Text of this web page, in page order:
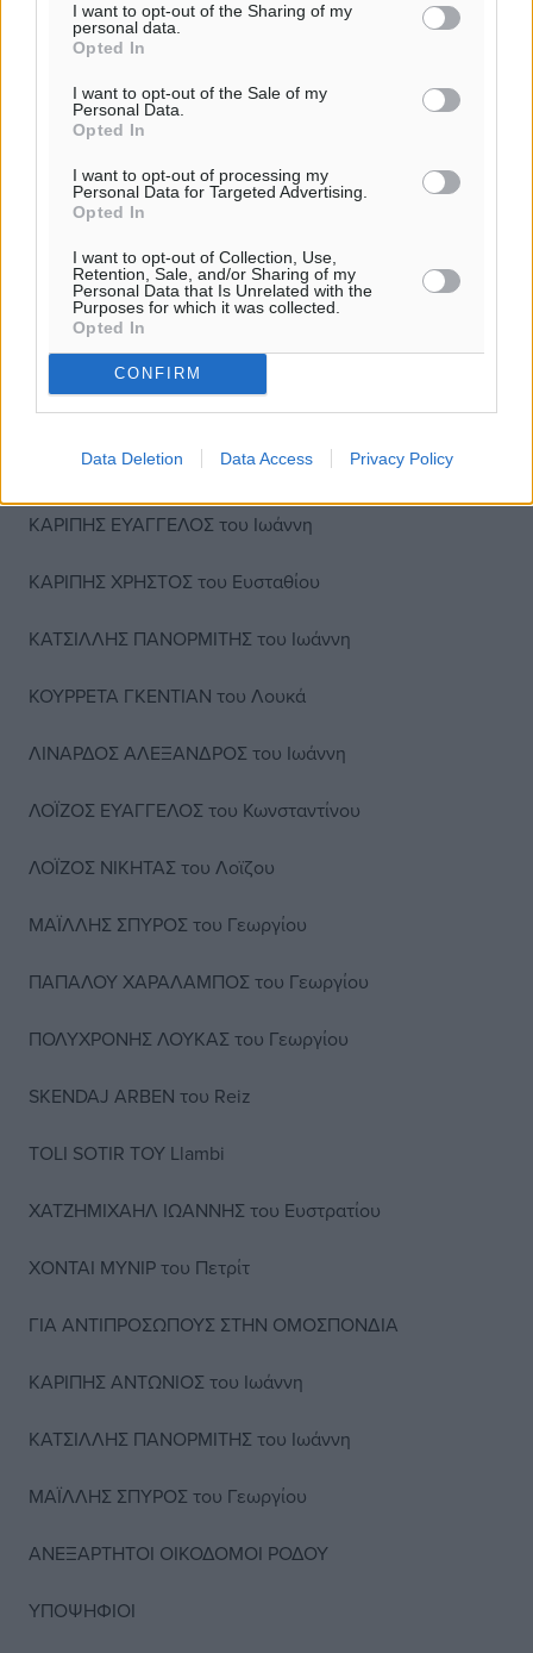
I want to opt-out of the Sharing of my
personal data.
Opted In
I want to opt-out of the Sale of my
Personal Data.
Opted In
I want to opt-out of processing my
Personal Data for Targeted Advertising.
Opted In
I want to opt-out of Collection, Use,
Retention, Sale, and/or Sharing of my
Personal Data that Is Unrelated with the
Purposes for which it was collected.
Opted In
CONFIRM
Data Deletion Data Access Privacy Policy
ΜΠΕΝΗΣ ΦΩΤΙΟΣ του Σάββα
ΓΙΑ ΑΝΤΙΠΡΟΣΩΠΟΙ ΣΤΟ ΕΚΡ
ΑΒΝΤΙΟΥ ΓΙΑΝΗ του Ανέτ
ΓΚΙΟΝΙ ΒΛΑΝΤΙΜΙΡ του Λίκο
ΙΣΜΑΗΛ ΑΡΓΚΟΝ του Ισμαήλ
ΚΑΡΑΓΙΑΝΝΗΣ ΕΜΜΑΝΟΥΗΛ του Κωνσταντίνου
ΚΑΡΙΠΗΣ ΑΝΤΩΝΙΟΣ του Ιωάννη
ΚΑΡΙΠΗΣ ΕΥΑΓΓΕΛΟΣ του Ιωάννη
ΚΑΡΙΠΗΣ ΧΡΗΣΤΟΣ του Ευσταθίου
ΚΑΤΣΙΛΛΗΣ ΠΑΝΟΡΜΙΤΗΣ του Ιωάννη
ΚΟΥΡΡΕΤΑ ΓΚΕΝΤΙΑΝ του Λουκά
ΛΙΝΑΡΔΟΣ ΑΛΕΞΑΝΔΡΟΣ του Ιωάννη
ΛΟΪΖΟΣ ΕΥΑΓΓΕΛΟΣ του Κωνσταντίνου
ΛΟΪΖΟΣ ΝΙΚΗΤΑΣ του Λοϊζου
ΜΑΪΛΛΗΣ ΣΠΥΡΟΣ του Γεωργίου
ΠΑΠΑΛΟΥ ΧΑΡΑΛΑΜΠΟΣ του Γεωργίου
ΠΟΛΥΧΡΟΝΗΣ ΛΟΥΚΑΣ του Γεωργίου
SKENDAJ ARBEN του Reiz
TOLI SOTIR ΤΟΥ Llambi
ΧΑΤΖΗΜΙΧΑΗΛ ΙΩΑΝΝΗΣ του Ευστρατίου
ΧΟΝΤΑΙ ΜΥΝΙΡ του Πετρίτ
ΓΙΑ ΑΝΤΙΠΡΟΣΩΠΟΥΣ ΣΤΗΝ ΟΜΟΣΠΟΝΔΙΑ
ΚΑΡΙΠΗΣ ΑΝΤΩΝΙΟΣ του Ιωάννη
ΚΑΤΣΙΛΛΗΣ ΠΑΝΟΡΜΙΤΗΣ του Ιωάννη
ΜΑΪΛΛΗΣ ΣΠΥΡΟΣ του Γεωργίου
ΑΝΕΞΑΡΤΗΤΟΙ ΟΙΚΟΔΟΜΟΙ ΡΟΔΟΥ
ΥΠΟΨΗΦΙΟΙ